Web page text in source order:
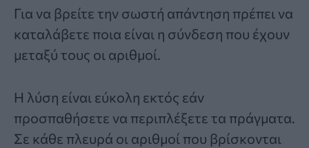
Για να βρείτε την σωστή απάντηση πρέπει να
καταλάβετε ποια είναι η σύνδεση που έχουν
μεταξύ τους οι αριθμοί.
Η λύση είναι εύκολη εκτός εάν
προσπαθήσετε να περιπλέξετε τα πράγματα.
Σε κάθε πλευρά οι αριθμοί που βρίσκονται